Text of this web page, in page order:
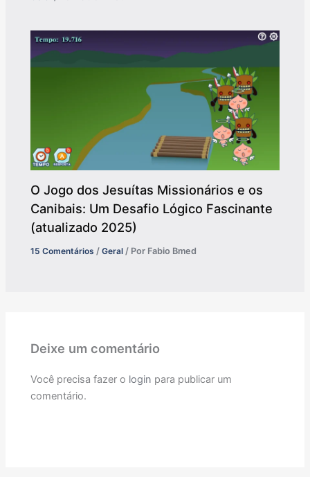
O Jogo dos Jesuítas Missionários e os
Canibais: Um Desafio Lógico Fascinante
(atualizado 2025)
15 Comentários /Geral / Por Fabio Bmed
Deixe um comentário
Você precisa fazer o login para publicar um
comentário.